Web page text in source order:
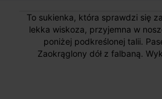
To sukienka, która sprawdzi się
lekka wiskoza, przyjemna w
poniżej podkreślonej talii.
Zaokrąglony dół z falbaną.